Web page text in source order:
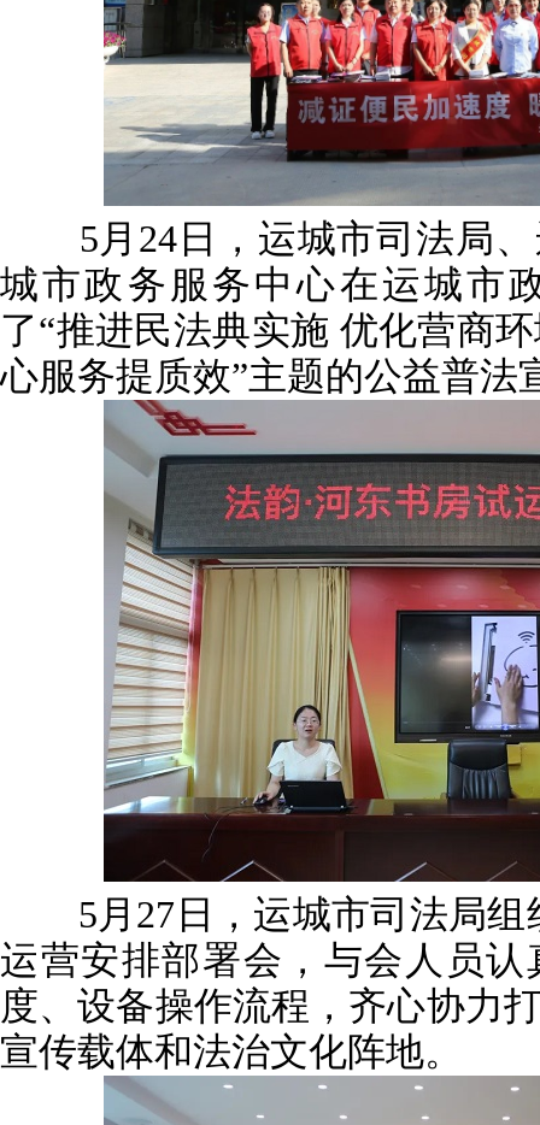
5月24日，运城市司法局、
城市政务服务中心在运城市
了“推进民法典实施 优化营商
心服务提质效”主题的公益普法
5月27日，运城市司法局组
运营安排部署会，与会人员
度、设备操作流程，齐心协力
宣传载体和法治文化阵地。